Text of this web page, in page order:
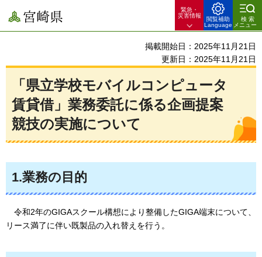
宮崎県
緊急・
災害情報
閲覧補助
Language
検索
メニュー
掲載開始日：2025年11月21日
更新日：2025年11月21日
「県立学校モバイルコンピュータ
賃貸借」業務委託に係る企画提案
競技の実施について
1.業務の目的
令和2年のGIGAスクール構想により整備したGIGA端末について、
リース満了に伴い既製品の入れ替えを行う。